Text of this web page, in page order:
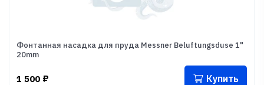
Фонтанная насадка для пруда Messner Beluftungsduse 1"
20mm
1 500 ₽ Купить